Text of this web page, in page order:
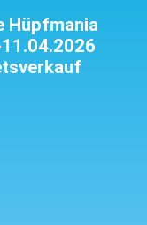
Hüpfmania